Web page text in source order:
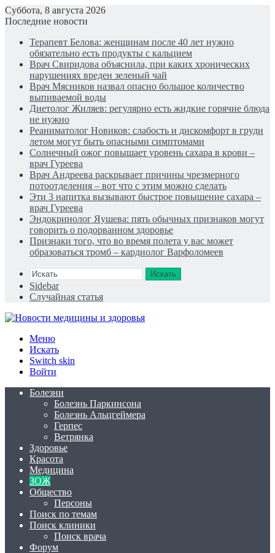
Суббота, 8 августа 2026
Последние новости
Терапевт Белова: женщинам после 40 лет нужно
обязательно есть продукты с кальцием
Врач Свиридова объяснила, при каких хронических
нарушениях вреден зеленый чай
Врач Мясников назвал опасно большое количество
выпиваемой воды
Диетолог Жиляев: регулярно есть жидкие горячие блюда
не нужно
Реаниматолог Новиков: слабость и дискомфорт в груди
летом могут быть опасными симптомами
Солнечный ожог повышает уровень сахара в крови –
врач Гуреева
Врач Андреева раскрывает причины чрезмерного
потоотделения – вот что с этим можно сделать
Эти 3 напитка вызывают быстрое повышение сахара –
врач Гуреева
Эндокринолог Яушева: пять обычных признаков могут
говорить о подорванном здоровье
Признаки того, что во время полета у вас может
образоваться тромб – кардиолог Варфоломеев
Искать
Sidebar
Случайная статья
Меню
Искать
Switch skin
Войти
Болезни
Болезнь Паркинсона
Болезнь Альцгеймера
Герпес
Ветрянка
Здоровье
Красота
Медицина
ЗОЖ
Общество
Персоны
Поиск по темам
Поиск клиники
Поиск врача
Форум